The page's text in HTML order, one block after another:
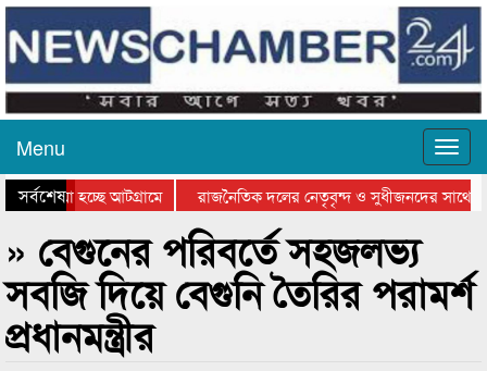
Menu
সর্বশেষ
যাওয়া হচ্ছে আটগ্রামে
রাজনৈতিক দলের নেতৃবৃন্দ ও সুধীজনদের সাথে
সিলেটে বাংলাদেশ গ্রুপ থিয়েটার ফেডারেশানের
» বেগুনের পরিবর্তে সহজলভ্য
সবজি দিয়ে বেগুনি তৈরির পরামর্শ
প্রধানমন্ত্রীর